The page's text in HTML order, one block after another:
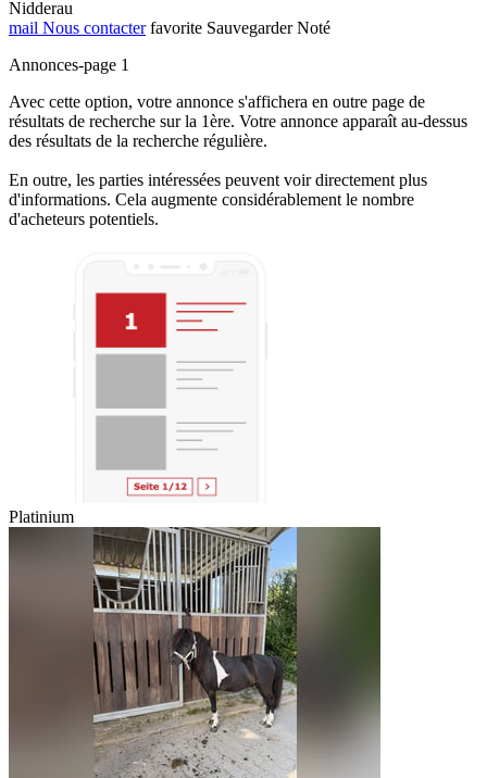
Nidderau
mail Nous contacter favorite Sauvegarder Noté
Annonces-page 1
Avec cette option, votre annonce s'affichera en outre page de
résultats de recherche sur la 1ère. Votre annonce apparaît au-dessus
des résultats de la recherche régulière.
En outre, les parties intéressées peuvent voir directement plus
d'informations. Cela augmente considérablement le nombre
d'acheteurs potentiels.
Platinium